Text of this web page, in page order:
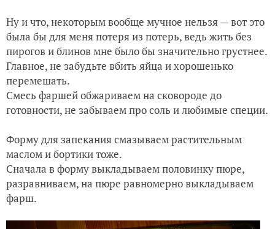
Ну и что, некоторым вообще мучное нельзя — вот это
была бы для меня потеря из потерь, ведь жить без
пирогов и блинов мне было бы значительно грустнее.
Главное, не забудьте вбить яйца и хорошенько
перемешать.
Смесь фаршей обжариваем на сковороде до
готовности, не забываем про соль и любимые специи.
Форму для запекания смазываем растительным
маслом и бортики тоже.
Сначала в форму выкладываем половинку пюре,
разравниваем, на пюре равномерно выкладываем
фарш.